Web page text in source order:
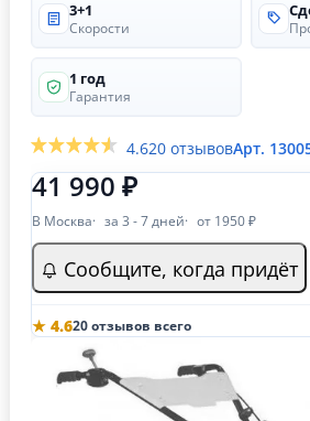
3+1
Скорости
1 год
Гарантия
4.620 отзывовАрт.
41 990 ₽
В Москва за 3 - 7 дней от 1950 ₽
Сообщите, когда придёт
★ 4.620 отзывов всего